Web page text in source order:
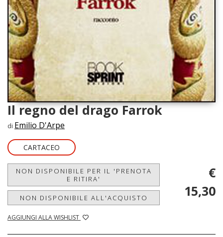
Il regno del drago Farrok
di Emilio D'Arpe
CARTACEO
NON DISPONIBILE PER IL 'PRENOTA
E RITIRA'
NON DISPONIBILE ALL'ACQUISTO
AGGIUNGI ALLA WISHLIST
€
15,30